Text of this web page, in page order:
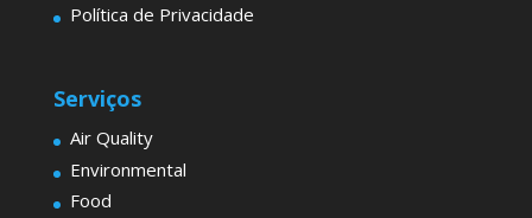
Política de Privacidade
Serviços
Air Quality
Environmental
Food